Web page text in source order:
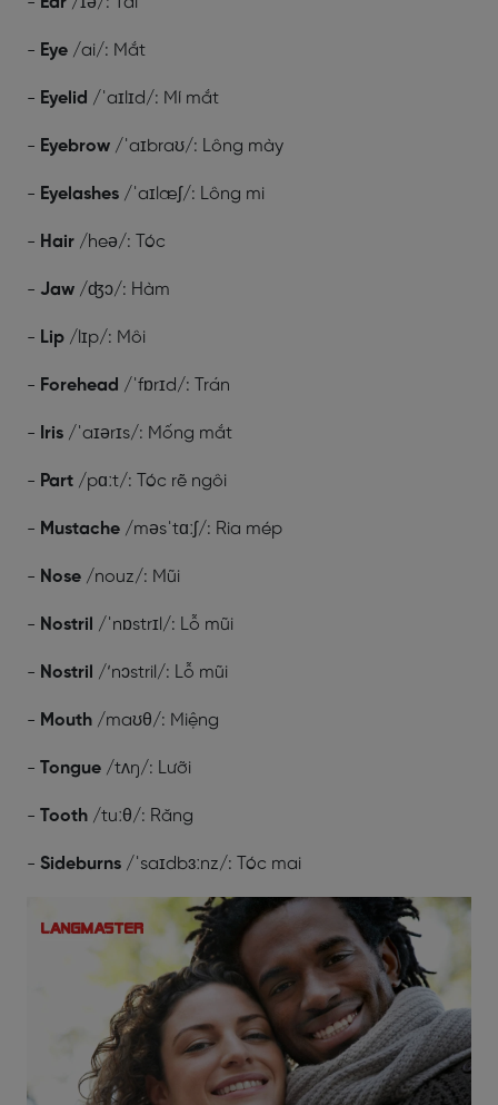
- Eye /ai/: Mắt
- Eyelid /ˈaɪlɪd/: Mí mắt
- Eyebrow /ˈaɪbraʊ/: Lông mày
- Eyelashes /ˈaɪlæʃ/: Lông mi
- Hair /heə/: Tóc
- Jaw /ʤɔ/: Hàm
- Lip /lɪp/: Môi
- Forehead /ˈfɒrɪd/: Trán
- Iris /ˈaɪərɪs/: Mống mắt
- Part /pɑːt/: Tóc rẽ ngôi
- Mustache /məsˈtɑːʃ/: Ria mép
- Nose /nouz/: Mũi
- Nostril /ˈnɒstrɪl/: Lỗ mũi
- Nostril /‘nɔstril/: Lỗ mũi
- Mouth /maʊθ/: Miệng
- Tongue /tʌŋ/: Lưỡi
- Tooth /tuːθ/: Răng
- Sideburns /ˈsaɪdbɜːnz/: Tóc mai